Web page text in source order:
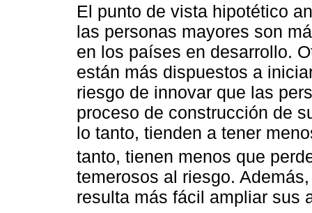
El punto de vista hipotético
las personas mayores son
en los países en desarrollo.
están más dispuestos a
riesgo de innovar que las
proceso de construcción de
lo tanto, tienden a tener
tanto, tienen menos que
temerosos al riesgo.
resulta más fácil ampliar sus